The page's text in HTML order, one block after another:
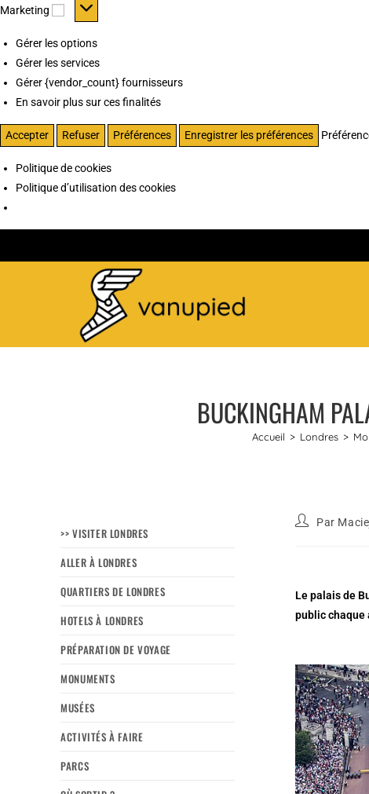
Marketing Marketing
Gérer les options
Gérer les services
Gérer {vendor_count} fournisseurs
En savoir plus sur ces finalités
Accepter Refuser Préférences Enregistrer les préférences
Politique de cookies
Politique d’utilisation des cookies
BUCKINGHAM
Accueil > Londres >
>> VISITER LONDRES
ALLER À LONDRES
QUARTIERS DE LONDRES
HOTELS À LONDRES
PRÉPARATION DE VOYAGE
MONUMENTS
MUSÉES
ACTIVITÉS À FAIRE
PARCS
Par
Le palais de
public chaque